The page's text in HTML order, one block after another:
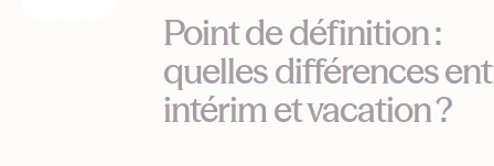
Point de définition :
quelles différences
intérim et vacation ?